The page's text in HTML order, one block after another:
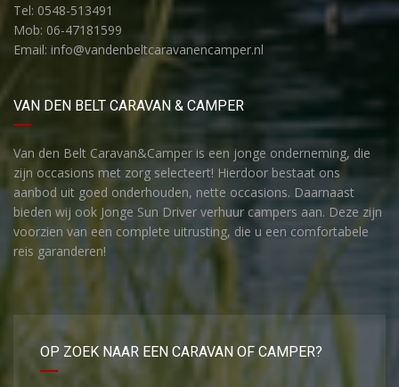
Tel: 0548-513491
Mob: 06-47181599
Email: info@vandenbeltcaravanencamper.nl
VAN DEN BELT CARAVAN & CAMPER
Van den Belt Caravan&Camper is een jonge onderneming, die
zijn occasions met zorg selecteert! Hierdoor bestaat ons
aanbod uit goed onderhouden, nette occasions. Daarnaast
bieden wij ook Jonge Sun Driver verhuur campers aan. Deze zijn
voorzien van een complete uitrusting, die u een comfortabele
reis garanderen!
OP ZOEK NAAR EEN CARAVAN OF CAMPER?